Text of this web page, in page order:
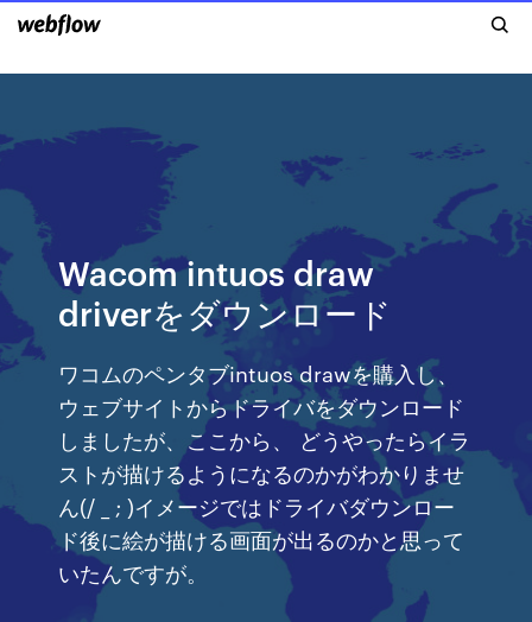
Wacom intuos draw
driverをダウンロード
ワコムのペンタブintuos drawを購入し、
ウェブサイトからドライバをダウンロード
しましたが、ここから、 どうやったらイラ
ストが描けるようになるのかがわかりませ
ん(/ _ ; )イメージではドライバダウンロー
ド後に絵が描ける画面が出るのかと思って
いたんですが。